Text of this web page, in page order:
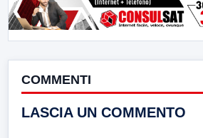
COMMENTI
LASCIA UN COMMENTO